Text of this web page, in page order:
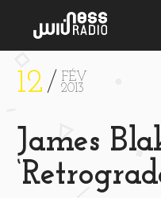
WHEN I'M IN YOUR
Cleo Sol
NESS LIVE !
12
FÉV
2013
James